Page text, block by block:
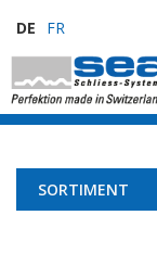
DE FR
SORTIMENT